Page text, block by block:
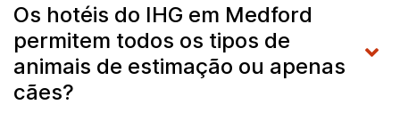
Os hotéis do IHG em Medford
permitem todos os tipos de
animais de estimação ou apenas
cães?